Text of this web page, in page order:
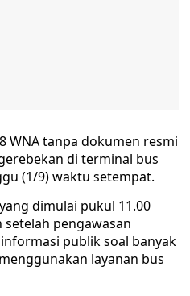
WNA tanpa dokumen resmi
di terminal bus
(1/9) waktu setempat.
dimulai pukul 11.00
pengawasan
publik soal banyak
layanan bus